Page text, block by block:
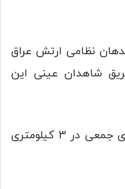
نظامی ارتش عراق
شاهدان عینی این
لعیبی تصریح کرد، مکان کشف گورهای جمعی در 3 کیلومتری